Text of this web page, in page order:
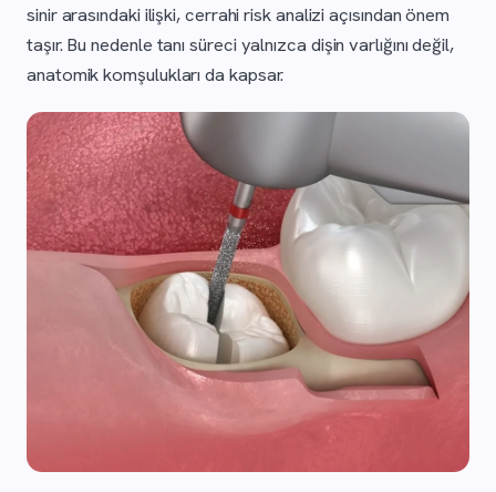
sinir arasındaki ilişki, cerrahi risk analizi açısından önem
taşır. Bu nedenle tanı süreci yalnızca dişin varlığını değil,
anatomik komşulukları da kapsar.